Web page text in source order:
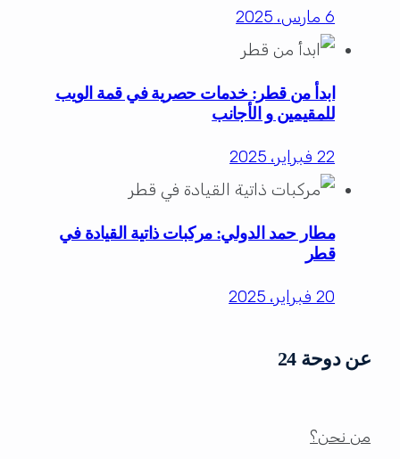
6 مارس، 2025
ابدأ من قطر: خدمات حصرية في قمة الويب
للمقيمين و الأجانب
22 فبراير، 2025
مطار حمد الدولي: مركبات ذاتية القيادة في
قطر
20 فبراير، 2025
عن دوحة 24
من نحن؟